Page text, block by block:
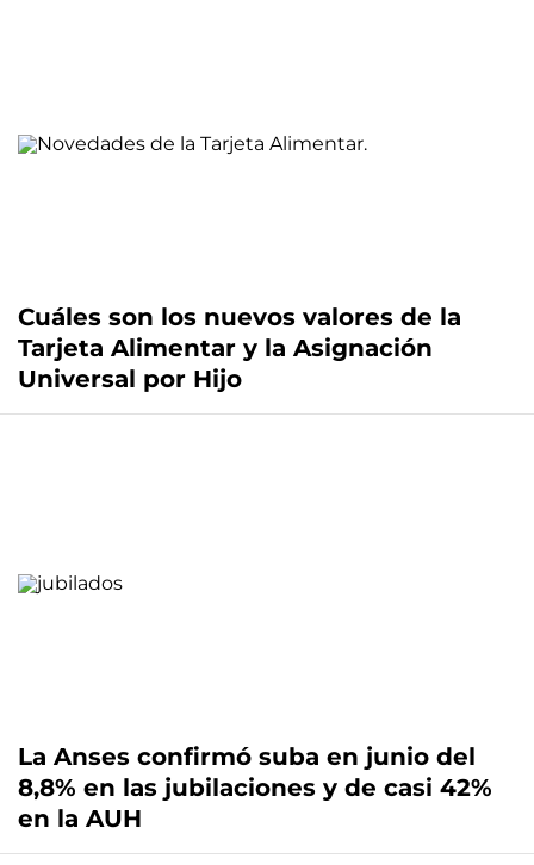
Cuáles son los nuevos valores de la
Tarjeta Alimentar y la Asignación
Universal por Hijo
La Anses confirmó suba en junio del
8,8% en las jubilaciones y de casi 42%
en la AUH